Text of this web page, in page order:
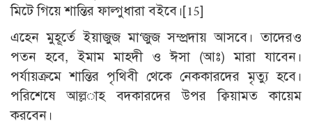
মিটে গিয়ে শান্তির ফাল্গুধারা বইবে।[15]
এহেন মুহূর্তে ইয়াজুজ মা‘জুজ সম্প্রদায় আসবে। তাদেরও
পতন হবে, ইমাম মাহদী ও ঈসা (আঃ) মারা যাবেন।
পর্যায়ক্রমে শান্তির পৃথিবী থেকে নেককারদের মৃত্যু হবে।
পরিশেষে আল্ল­াহ বদকারদের উপর ক্বিয়ামত কায়েম
করবেন।